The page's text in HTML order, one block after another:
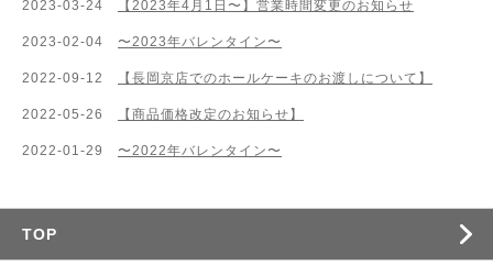
2023-03-24 【2023年4月1日〜】営業時間変更のお知らせ
2023-02-04 〜2023年バレンタイン〜
2022-09-12 【長岡京店でのホールケーキのお渡しについて】
2022-05-26 【商品価格改定のお知らせ】
2022-01-29 〜2022年バレンタイン〜
TOP